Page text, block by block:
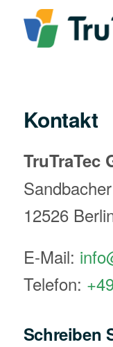
Kontakt
TruTraTec
12526
E-Mail:
Telefon:
Schreiben